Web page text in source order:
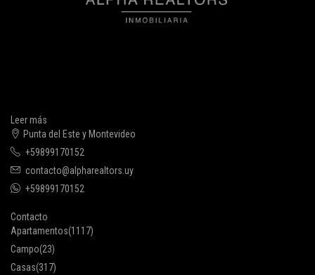
Leer más
Punta del Este y Montevideo
+59899170152
contacto@alpharealtors.uy
+59899170152
Contacto
Apartamentos(1117)
Campo(23)
Casas(317)